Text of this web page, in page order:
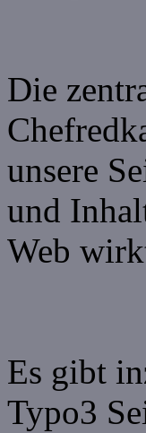
Die
unsere
und
Web
Es gibt
Typo3